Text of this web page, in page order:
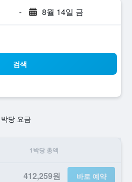
- 8월 14일 금
검색
당 요금
1박당 총액
412,259원 바로 예약